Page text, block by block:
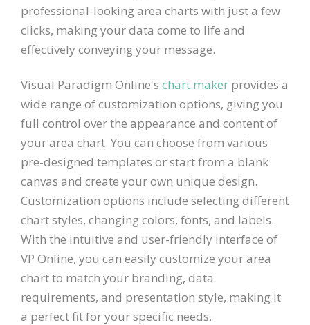
professional-looking area charts with just a few
clicks, making your data come to life and
effectively conveying your message.
Visual Paradigm Online's chart maker provides a
wide range of customization options, giving you
full control over the appearance and content of
your area chart. You can choose from various
pre-designed templates or start from a blank
canvas and create your own unique design.
Customization options include selecting different
chart styles, changing colors, fonts, and labels.
With the intuitive and user-friendly interface of
VP Online, you can easily customize your area
chart to match your branding, data
requirements, and presentation style, making it
a perfect fit for your specific needs.